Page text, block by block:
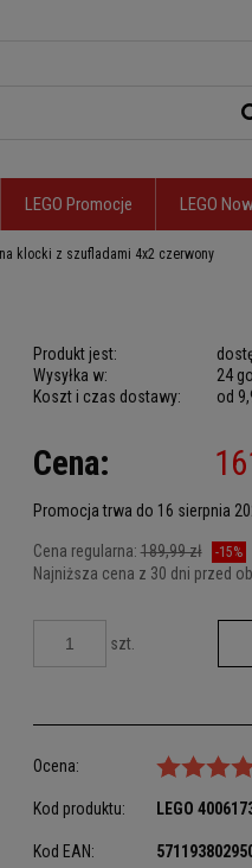
LEGO Promocje LEGO
klocki z szufladami 4x2 czerwony
Produkt jest:
Wysyłka w:
24
Koszt i czas dostawy:
od
Cena nie
płatności
Cena:
Promocja trwa do 16 sierpnia
Cena regularna:189,99 zł -15%
Najniższa cena z 30 dni przed
Jeżeli produkt jest
dni, wyświetlana jest najniższa
kiedy produkt pojawił się w
szt.
Ocena:
Kod produktu: LEGO
Kod EAN: